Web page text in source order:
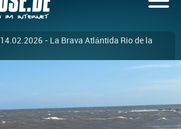
14.02.2026 - La Brava Atlántida Rio de la